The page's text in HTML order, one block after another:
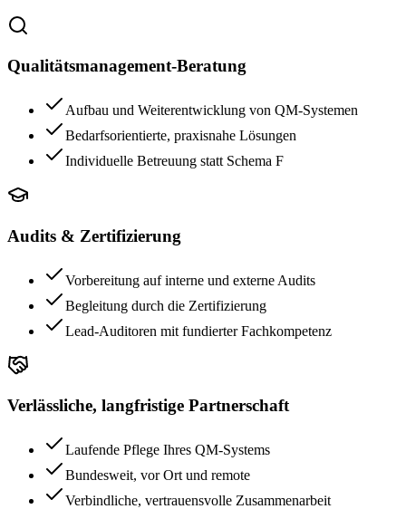
Qualitätsmanagement-Beratung
Aufbau und Weiterentwicklung von QM-Systemen
Bedarfsorientierte, praxisnahe Lösungen
Individuelle Betreuung statt Schema F
Audits & Zertifizierung
Vorbereitung auf interne und externe Audits
Begleitung durch die Zertifizierung
Lead-Auditoren mit fundierter Fachkompetenz
Verlässliche, langfristige Partnerschaft
Laufende Pflege Ihres QM-Systems
Bundesweit, vor Ort und remote
Verbindliche, vertrauensvolle Zusammenarbeit